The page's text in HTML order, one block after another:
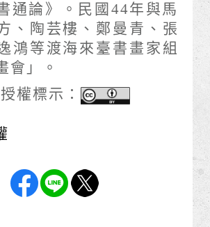
通論》。民國44年與馬
、陶芸樓、鄭曼青、張
鴻等渡海來臺書畫家組
會」。
權標示：